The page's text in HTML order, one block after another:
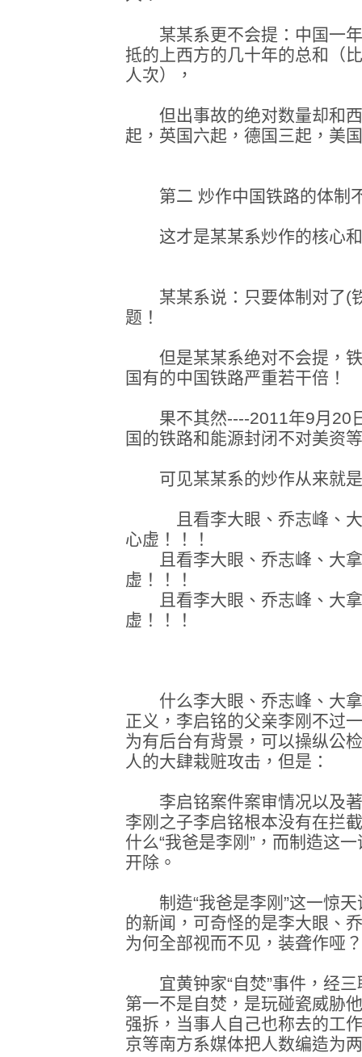
某某系更不会提：中国一年
抵的上西方的几十年的总和（
人次），
但出事故的绝对数量却和西
起，英国六起，德国三起，美
第二 炒作中国铁路的体制
这才是某某系炒作的核心和
某某系说：只要体制对了(
题！
但是某某系绝对不会提，铁
国有的中国铁路严重若干倍！
果不其然----2011年9月20
国的铁路和能源封闭不对美资
可见某某系的炒作从来就是
且看李大眼、乔志峰、大
心虚！！！
且看李大眼、乔志峰、大拿
虚！！！
且看李大眼、乔志峰、大拿
虚！！！
什么李大眼、乔志峰、大拿
正义，李启铭的父亲李刚不过
为有后台有背景，可以操纵公
人的大肆栽赃攻击，但是：
李启铭案件案审情况以及著
李刚之子李启铭根本没有在拦
什么“我爸是李刚”，而制造这
开除。
制造“我爸是李刚”这一惊天
的新闻，可奇怪的是李大眼、
为何全部视而不见，装聋作哑
宜黄钟家“自焚”事件，经三
第一不是自焚，是玩碰瓷威胁
强拆，当事人自己也称去的工
京等南方系媒体把人数编造为